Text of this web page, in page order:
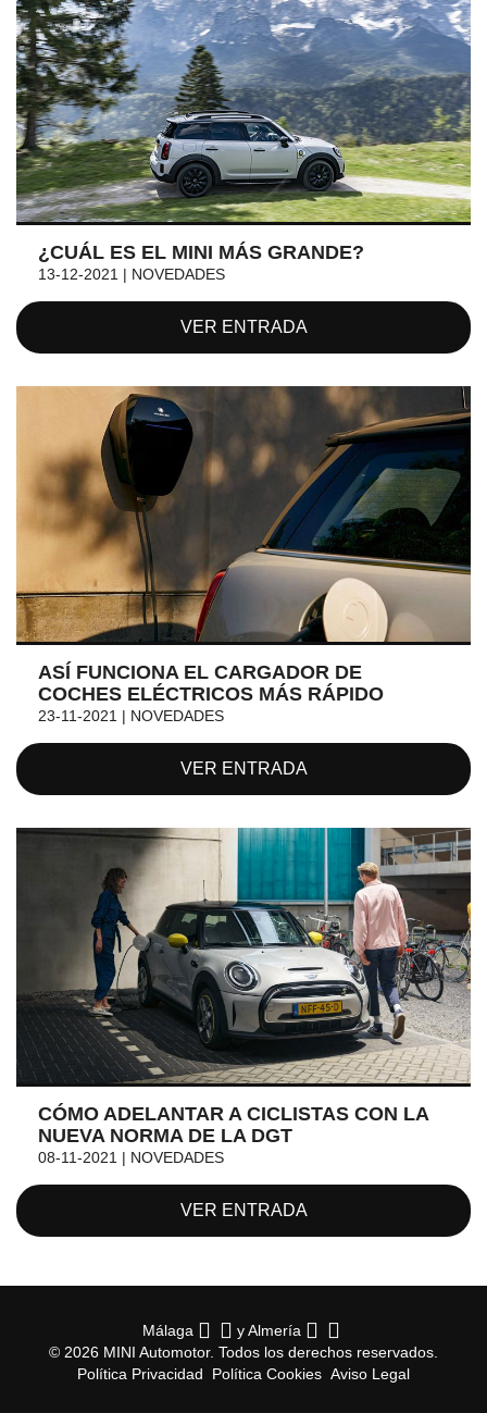
¿CUÁL ES EL MINI MÁS GRANDE?
13-12-2021 | NOVEDADES
VER ENTRADA
ASÍ FUNCIONA EL CARGADOR DE
COCHES ELÉCTRICOS MÁS RÁPIDO
23-11-2021 | NOVEDADES
VER ENTRADA
CÓMO ADELANTAR A CICLISTAS CON LA
NUEVA NORMA DE LA DGT
08-11-2021 | NOVEDADES
VER ENTRADA
Málaga
y Almería
© 2026 MINI Automotor. Todos los derechos reservados.
Política Privacidad
Política Cookies Aviso Legal